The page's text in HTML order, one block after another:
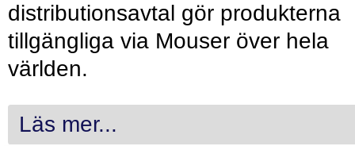
distributionsavtal gör produkterna
tillgängliga via Mouser över hela
världen.
Läs mer...